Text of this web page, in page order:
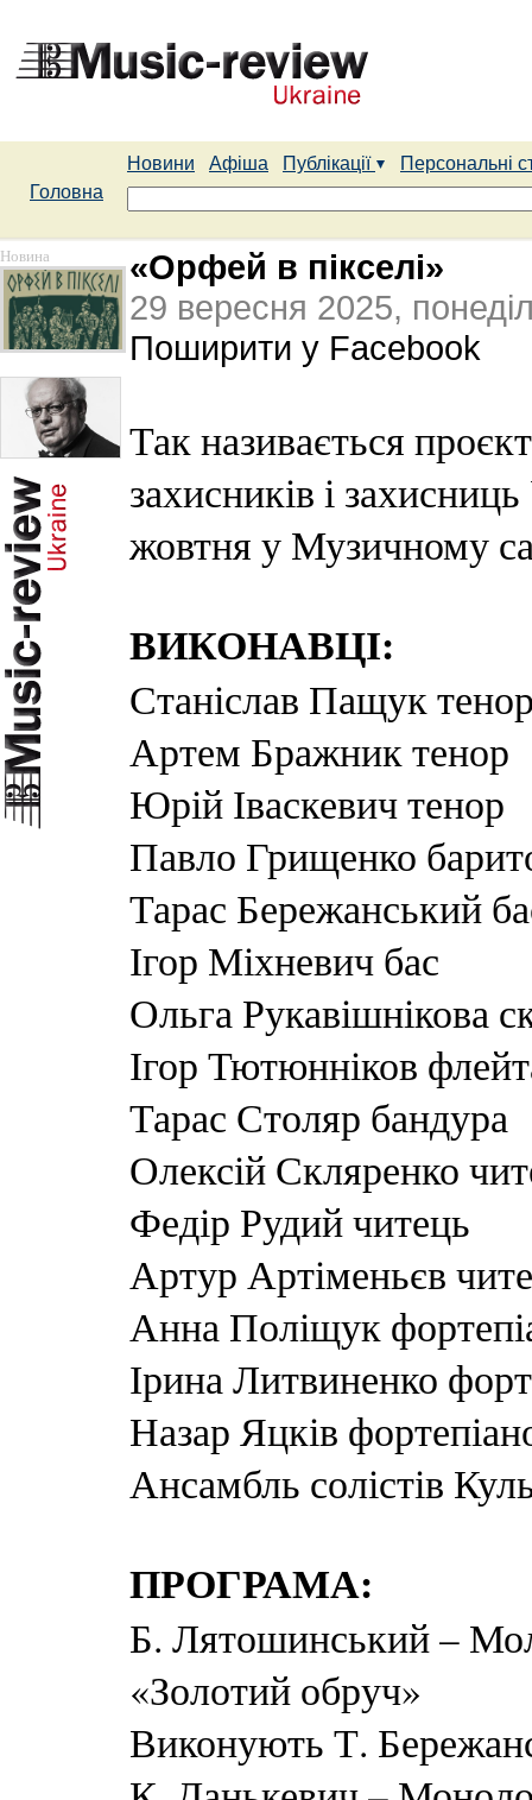
Новини Афіша Публікації
Персональні
Головна
Новина
«Орфей в пікселі»
29 вересня 2025,
Поширити у Facebook
Так називається
захисників і
жовтня у Музичному
ВИКОНАВЦІ:
Станіслав Пащук
Артем Бражник тенор
Юрій Іваскевич тенор
Павло Грищенко
Тарас Бережанський
Ігор Міхневич бас
Ольга Рукавішнікова
Ігор Тютюнніков
Тарас Столяр бандура
Олексій Скляренко
Федір Рудий читець
Артур Артіменьєв
Анна Поліщук
Ірина Литвиненко
Назар Яцків
Ансамбль солістів
ПРОГРАМА:
Б. Лятошинський –
«Золотий обруч»
Виконують Т.